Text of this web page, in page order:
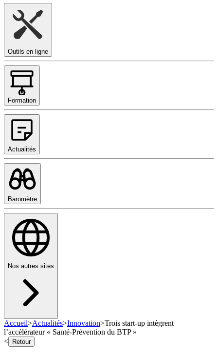
Outils en ligne
Formation
Actualités
Baromètre
Nos autres sites
Accueil>Actualités>Innovation>Trois start-up intègrent
l’accélérateur « Santé-Prévention du BTP »
<
Retour